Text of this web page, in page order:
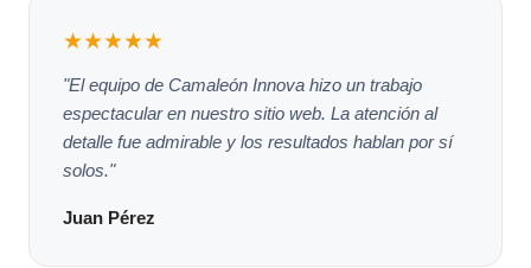
★★★★★
"El equipo de Camaleón Innova hizo un trabajo
espectacular en nuestro sitio web. La atención al
detalle fue admirable y los resultados hablan por sí
solos."
Juan Pérez